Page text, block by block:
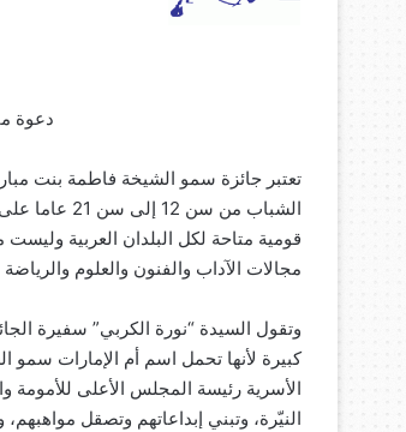
دعوة
تعتبر جائزة سمو الشيخة فاطمة بنت
الشباب من
قومية متاحة لكل البلدان العربية
مجالات الآداب والفنون والعلوم
كبيرة لأنها تحمل اسم أم الإمارات سمو
الأسرية رئيسة المجلس الأعلى للأمومة
النيّرة، وتبني إبداعاتهم وتصقل